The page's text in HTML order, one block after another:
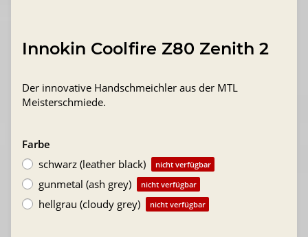
Innokin Coolfire Z80 Zenith 2
Der innovative Handschmeichler aus der MTL
Meisterschmiede.
Farbe
schwarz (leather black)
nicht verfügbar
gunmetal (ash grey) nicht verfügbar
hellgrau (cloudy grey) nicht verfügbar